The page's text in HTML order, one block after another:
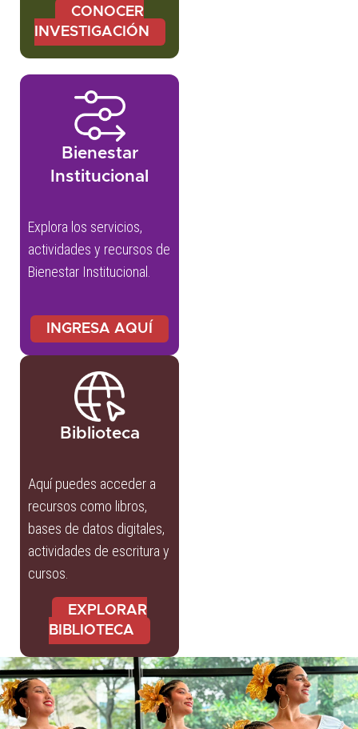
CONOCER
INVESTIGACIÓN
Bienestar
Institucional
Explora los servicios,
actividades y recursos de
Bienestar Institucional.
INGRESA AQUÍ
Biblioteca
Aquí puedes acceder a
recursos como libros,
bases de datos digitales,
actividades de escritura y
cursos.
EXPLORAR
BIBLIOTECA